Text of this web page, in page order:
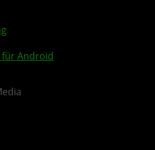
für Android